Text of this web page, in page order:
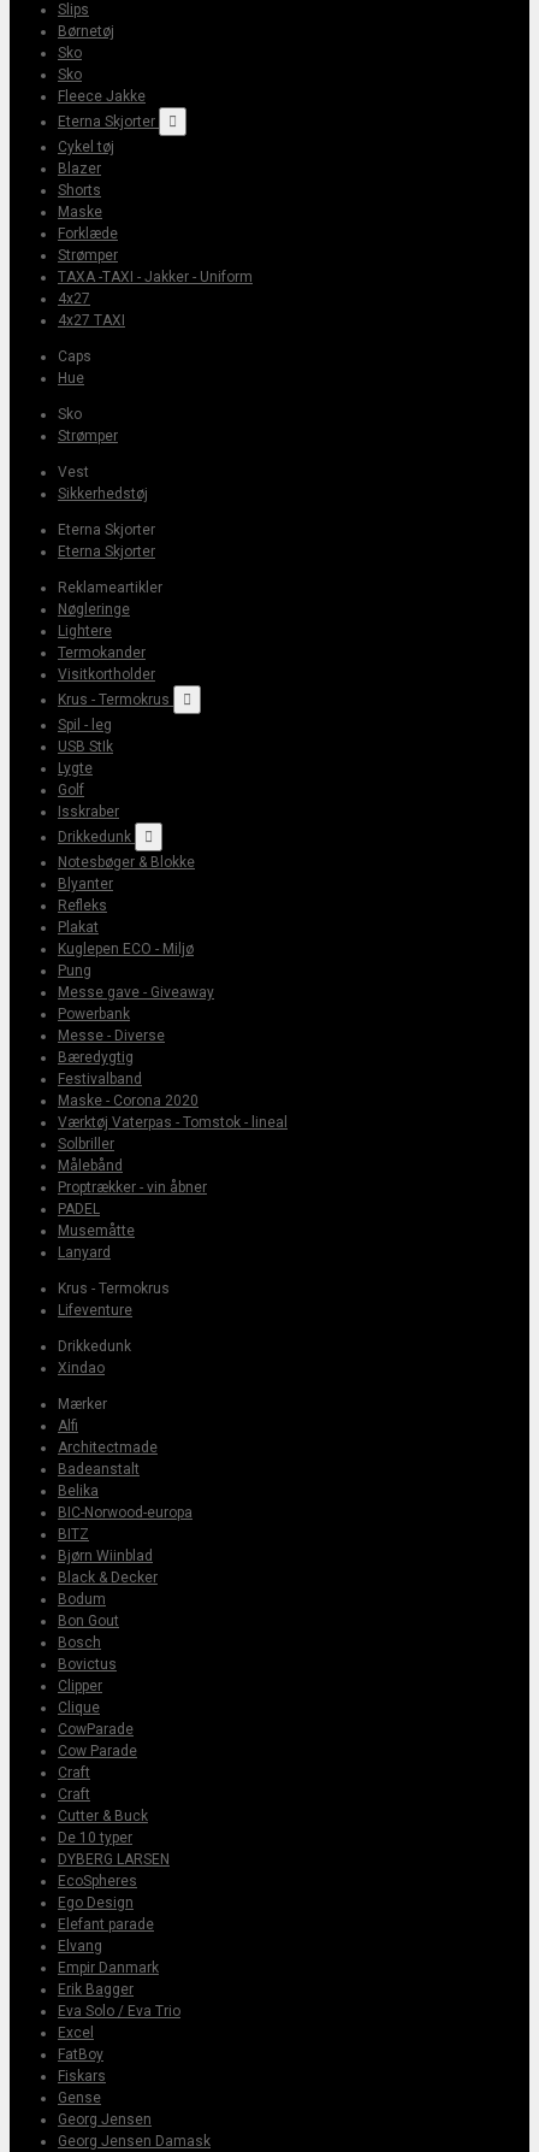
Slips
Børnetøj
Sko
Sko
Fleece Jakke
Eterna Skjorter

Cykel tøj
Blazer
Shorts
Maske
Forklæde
Strømper
TAXA -TAXI - Jakker - Uniform
4x27
4x27 TAXI
Caps
Hue
Sko
Strømper
Vest
Sikkerhedstøj
Eterna Skjorter
Eterna Skjorter
Reklameartikler
Nøgleringe
Lightere
Termokander
Visitkortholder
Krus - Termokrus

Spil - leg
USB StIk
Lygte
Golf
Isskraber
Drikkedunk

Notesbøger & Blokke
Blyanter
Refleks
Plakat
Kuglepen ECO - Miljø
Pung
Messe gave - Giveaway
Powerbank
Messe - Diverse
Bæredygtig
Festivalband
Maske - Corona 2020
Værktøj Vaterpas - Tomstok - lineal
Solbriller
Målebånd
Proptrækker - vin åbner
PADEL
Musemåtte
Lanyard
Krus - Termokrus
Lifeventure
Drikkedunk
Xindao
Mærker
Alfi
Architectmade
Badeanstalt
Belika
BIC-Norwood-europa
BITZ
Bjørn Wiinblad
Black & Decker
Bodum
Bon Gout
Bosch
Bovictus
Clipper
Clique
CowParade
Cow Parade
Craft
Craft
Cutter & Buck
De 10 typer
DYBERG LARSEN
EcoSpheres
Ego Design
Elefant parade
Elvang
Empir Danmark
Erik Bagger
Eva Solo / Eva Trio
Excel
FatBoy
Fiskars
Gense
Georg Jensen
Georg Jensen Damask